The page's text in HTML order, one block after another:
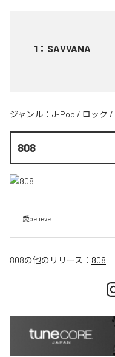
1 ： SAVVANA
ジャンル： J-Pop / ロック /
808
愛believe
808の他のリリース： 808